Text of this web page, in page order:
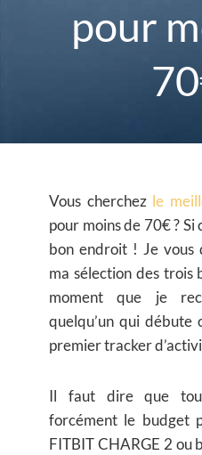
pour
Vous cherchez le
pour moins de 70€ ? Si
bon endroit ! Je vous
ma sélection des trois
moment que je
quelqu’un qui débute
premier tracker
Il faut dire que
forcément le budget
FITBIT CHARGE 2 ou